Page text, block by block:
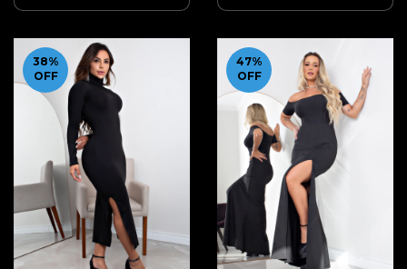
38%
OFF
47%
OFF